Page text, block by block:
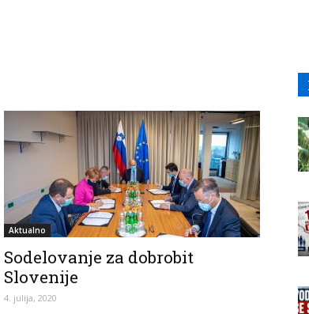
Aktualno
Sodelovanje za dobrobit
Slovenije
4. julija, 2020